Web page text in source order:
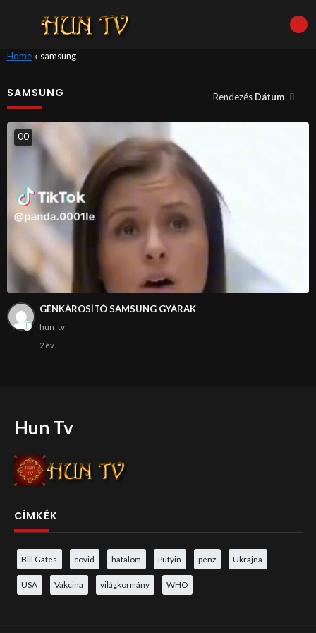
Home» samsung
SAMSUNG Rendezés Dátum
00
GÉNKÁROSÍTÓ SAMSUNG GYÁRAK
hun_tv
2 év
Hun Tv
CÍMKÉK
Bill Gates covid hatalom Putyin pénz Ukrajna
USA Vakcina világkormány WHO